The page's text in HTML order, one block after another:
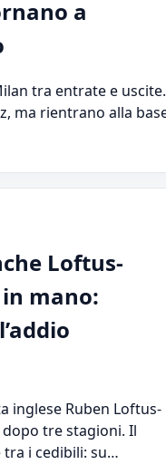
a
tra entrate e uscite.
ma rientrano alla
Loftus-
mano:
inglese Ruben Loftus-
tre stagioni. Il
tra i cedibili: su…